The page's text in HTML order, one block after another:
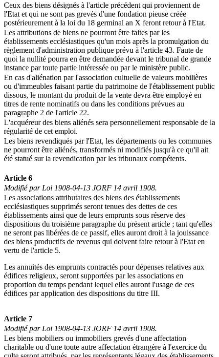
Ceux des biens désignés à l'article précédent qui proviennent de
l'Etat et qui ne sont pas grevés d'une fondation pieuse créée
postérieurement à la loi du 18 germinal an X feront retour à l'Etat.
Les attributions de biens ne pourront être faites par les
établissements ecclésiastiques qu'un mois après la promulgation du
règlement d'administration publique prévu à l'article 43. Faute de
quoi la nullité pourra en être demandée devant le tribunal de grande
instance par toute partie intéressée ou par le ministère public.
En cas d'aliénation par l'association cultuelle de valeurs mobilières
ou d'immeubles faisant partie du patrimoine de l'établissement public
dissous, le montant du produit de la vente devra être employé en
titres de rente nominatifs ou dans les conditions prévues au
paragraphe 2 de l'article 22.
L'acquéreur des biens aliénés sera personnellement responsable de la
régularité de cet emploi.
Les biens revendiqués par l'Etat, les départements ou les communes
ne pourront être aliénés, transformés ni modifiés jusqu'à ce qu'il ait
été statué sur la revendication par les tribunaux compétents.
Article 6
Modifié par Loi 1908-04-13 JORF 14 avril 1908.
Les associations attributaires des biens des établissements
ecclésiastiques supprimés seront tenues des dettes de ces
établissements ainsi que de leurs emprunts sous réserve des
dispositions du troisième paragraphe du présent article ; tant qu'elles
ne seront pas libérées de ce passif, elles auront droit à la jouissance
des biens productifs de revenus qui doivent faire retour à l'Etat en
vertu de l'article 5.
Les annuités des emprunts contractés pour dépenses relatives aux
édifices religieux, seront supportées par les associations en
proportion du temps pendant lequel elles auront l'usage de ces
édifices par application des dispositions du titre III.
Article 7
Modifié par Loi 1908-04-13 JORF 14 avril 1908.
Les biens mobiliers ou immobiliers grevés d'une affectation
charitable ou d'une toute autre affectation étrangère à l'exercice du